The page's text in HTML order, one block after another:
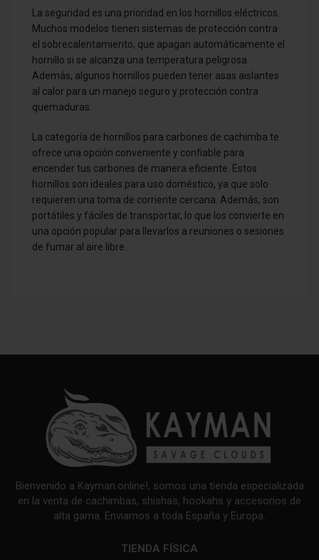
La seguridad es una prioridad en los hornillos eléctricos.
Muchos modelos tienen sistemas de protección contra
el sobrecalentamiento, que apagan automáticamente el
hornillo si se alcanza una temperatura peligrosa.
Además, algunos hornillos pueden tener asas aislantes
al calor para un manejo seguro y protección contra
quemaduras.
La categoría de hornillos para carbones de cachimba te
ofrece una opción conveniente y confiable para
encender tus carbones de manera eficiente. Estos
hornillos son ideales para uso doméstico, ya que solo
requieren una toma de corriente cercana. Además, son
portátiles y fáciles de transportar, lo que los convierte en
una opción popular para llevarlos a reuniones o sesiones
de fumar al aire libre.
Bienvenido a Kayman.online!, somos una tienda especializada
en la venta de cachimbas, shishas, hookahs y accesorios de
alta gama. Enviamos a toda España y Europa.
TIENDA FÍSICA